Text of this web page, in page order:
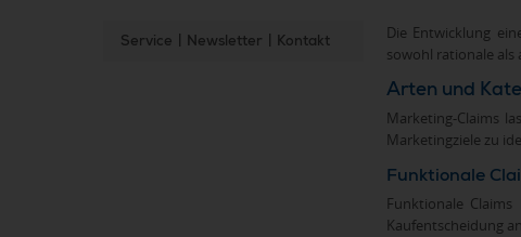
Service Newsletter Kontakt
Die Entwicklung
sowohl rationale als
Arten und
Marketing-Claims
Marketingziele zu
Funktionale
Funktionale
Kaufentscheidung